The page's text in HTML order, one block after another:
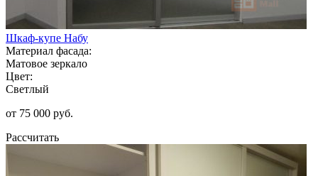
Шкаф-купе Набу
Материал фасада:
Матовое зеркало
Цвет:
Светлый
от 75 000 руб.
Рассчитать